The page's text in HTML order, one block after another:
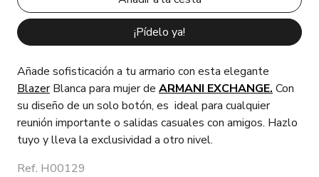
¡Pídelo ya!
Añade sofisticación a tu armario con esta elegante
BlazerBlanca para mujer de ARMANI EXCHANGE. Con
su diseño de un solo botón, es ideal para cualquier
reunión importante o salidas casuales con amigos. Hazlo
tuyo y lleva la exclusividad a otro nivel.
Ref. H00129